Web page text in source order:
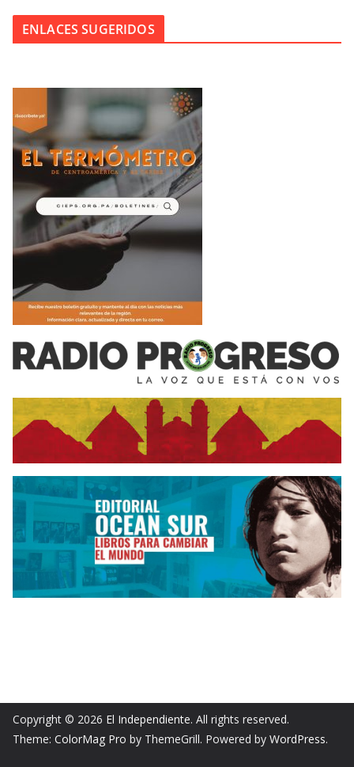
ENLACES SUGERIDOS
Copyright © 2026 El Independiente. All rights reserved.
Theme: ColorMag Pro by ThemeGrill. Powered by WordPress.